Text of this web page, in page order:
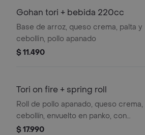
Gohan tori + bebida 220cc
Base de arroz, queso crema, palta y
cebollin, pollo apanado
$ 11.490
Tori on fire + spring roll
Roll de pollo apanado, queso crema,
cebollín, envuelto en panko, con
topping de papas al hilo, bañado en
$ 17.990